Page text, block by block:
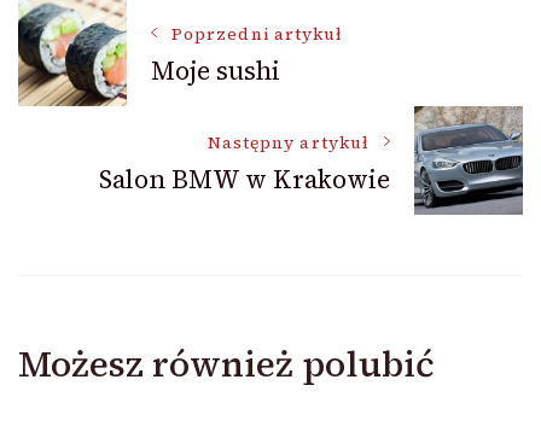
Nawigacja
wpisu
Poprzedni artykuł
Moje sushi
Następny artykuł
Salon BMW w Krakowie
Możesz również polubić